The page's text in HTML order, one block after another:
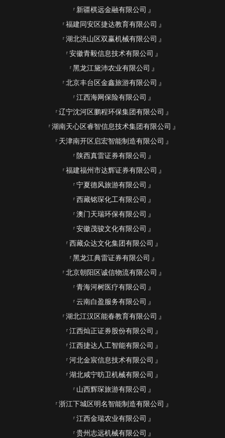
新疆棋远金融有限公司
福建同安区捷达教育有限公司
湖北洪山区双赢机械有限公司
安徽青毅信息技术有限公司
黑龙江黛沛农业有限公司
北京丰台区金鑫旅游有限公司
江西海网保险有限公司
辽宁沈河区鹏程环保集团有限公司
湖南天心区睿智信息技术集团有限公司
天津南开区启宏智能制造有限公司
陕西真雷证券有限公司
福建福州市达辉证券有限公司
宁夏德风旅游有限公司
西藏铭琛化工有限公司
澳门天瑞环保有限公司
安徽茂骏文化有限公司
西藏众达文化集团有限公司
黑龙江典雷证券有限公司
北京朝阳区诚信物流有限公司
青海河树医疗有限公司
云南白盈服务有限公司
湖北江汉区能春教育有限公司
江西灿正证券股份有限公司
江西捷达人工智能有限公司
河北金宸信息技术有限公司
湖北咸宁昉卫机械有限公司
山西辉琛旅游有限公司
浙江下城区明名智能制造有限公司
江西金瑞农业有限公司
贵州志远机械有限公司